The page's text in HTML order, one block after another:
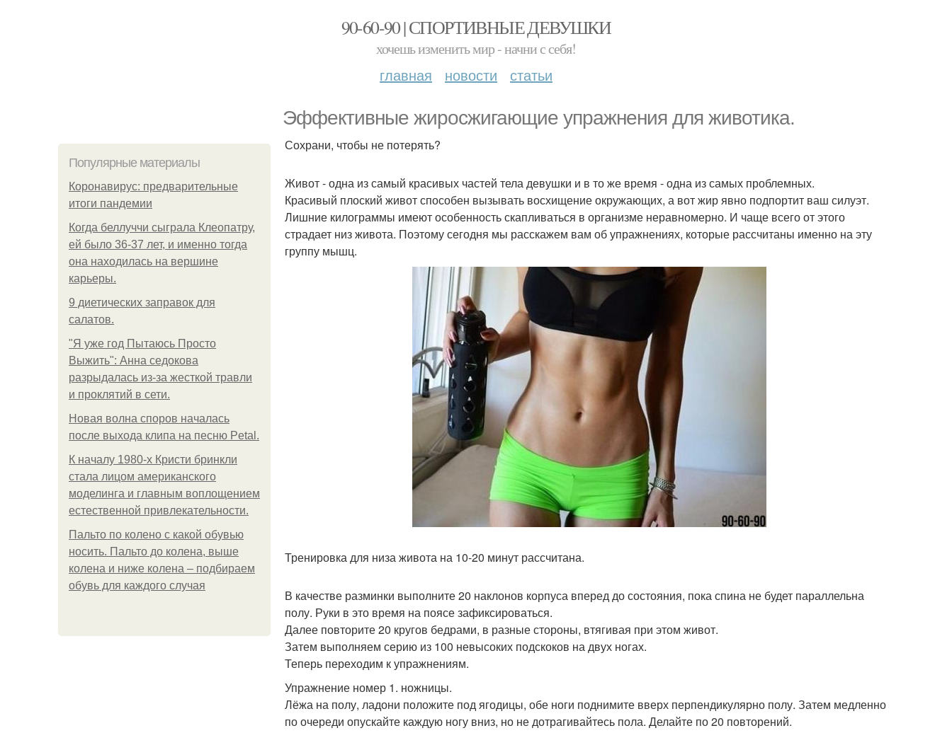
90-60-90 | СПОРТИВНЫЕ ДЕВУШКИ
хочешь изменить мир - начни с себя!
главная новости статьи
Эффективные жиросжигающие упражнения для животика.
Популярные материалы
Коронавирус: предварительные
итоги пандемии
Когда беллуччи сыграла Клеопатру,
ей было 36-37 лет, и именно тогда
она находилась на вершине
карьеры.
9 диетических заправок для
салатов.
"Я уже год Пытаюсь Просто
Выжить": Анна седокова
разрыдалась из-за жесткой травли
и проклятий в сети.
Новая волна споров началась
после выхода клипа на песню Petal.
К началу 1980-х Кристи бринкли
стала лицом американского
моделинга и главным воплощением
естественной привлекательности.
Пальто по колено с какой обувью
носить. Пальто до колена, выше
колена и ниже колена – подбираем
обувь для каждого случая
Сохрани, чтобы не потерять?
Живот - одна из самый красивых частей тела девушки и в то же время - одна из самых проблемных.
Красивый плоский живот способен вызывать восхищение окружающих, а вот жир явно подпортит ваш силуэт.
Лишние килограммы имеют особенность скапливаться в организме неравномерно. И чаще всего от этого
страдает низ живота. Поэтому сегодня мы расскажем вам об упражнениях, которые рассчитаны именно на эту
группу мышц.
Тренировка для низа живота на 10-20 минут рассчитана.
В качестве разминки выполните 20 наклонов корпуса вперед до состояния, пока спина не будет параллельна
полу. Руки в это время на поясе зафиксироваться.
Далее повторите 20 кругов бедрами, в разные стороны, втягивая при этом живот.
Затем выполняем серию из 100 невысоких подскоков на двух ногах.
Теперь переходим к упражнениям.
Упражнение номер 1. ножницы.
Лёжа на полу, ладони положите под ягодицы, обе ноги поднимите вверх перпендикулярно полу. Затем медленно
по очереди опускайте каждую ногу вниз, но не дотрагивайтесь пола. Делайте по 20 повторений.